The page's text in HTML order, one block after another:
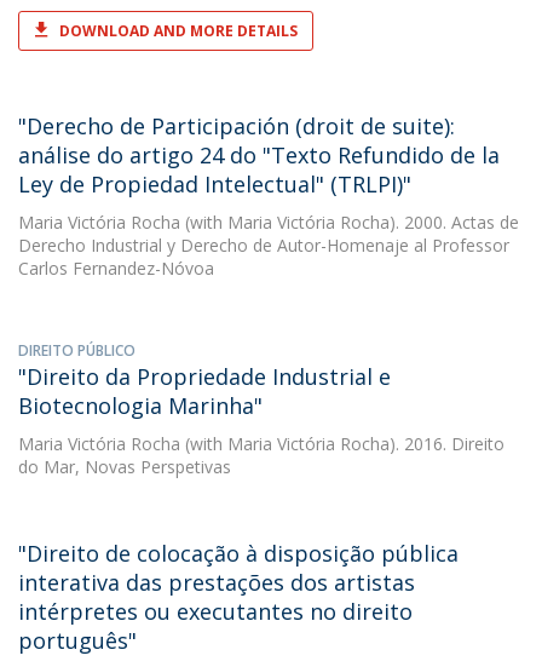
DOWNLOAD AND MORE DETAILS
"Derecho de Participación (droit de suite):
análise do artigo 24 do "Texto Refundido de la
Ley de Propiedad Intelectual" (TRLPI)"
Maria Victória Rocha (with Maria Victória Rocha). 2000. Actas de
Derecho Industrial y Derecho de Autor-Homenaje al Professor
Carlos Fernandez-Nóvoa
DIREITO PÚBLICO
"Direito da Propriedade Industrial e
Biotecnologia Marinha"
Maria Victória Rocha (with Maria Victória Rocha). 2016. Direito
do Mar, Novas Perspetivas
"Direito de colocação à disposição pública
interativa das prestações dos artistas
intérpretes ou executantes no direito
português"